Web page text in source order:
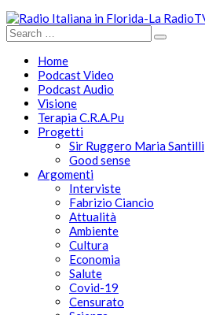
Home
Podcast Video
Podcast Audio
Visione
Terapia C.R.A.Pu
Progetti
Sir Ruggero Maria Santilli
Good sense
Argomenti
Interviste
Fabrizio Ciancio
Attualità
Ambiente
Cultura
Economia
Salute
Covid-19
Censurato